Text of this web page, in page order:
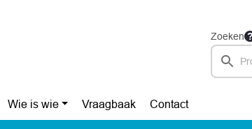
Zoeken
Wie is wie Vraagbaak Contact